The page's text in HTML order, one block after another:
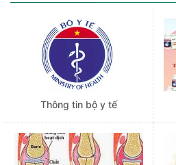
Thông tin bộ y tế